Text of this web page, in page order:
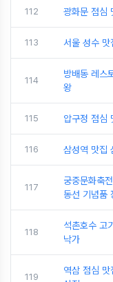
112 광화문 점심
113 서울 성수 맛
114
방배동 레스
왕
115 압구정 점심
116 삼성역 맛집
117
궁중문화축
동선 기념품
118
석촌호수 고
낙가
119
역삼 점심